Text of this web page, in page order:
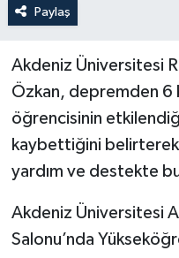
Paylaş
Akdeniz Üniversitesi
Özkan, depremden 6
öğrencisinin
kaybettiğini
yardım ve destekte
Akdeniz Üniversitesi
Salonu’nda